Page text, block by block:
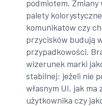
podmiotem.
palety
komunikatów czy
przycisków budują
przypadkowości.
wizerunek marki
stabilnej: jeżeli nie
własnym UI, jak ma
użytkownika czy